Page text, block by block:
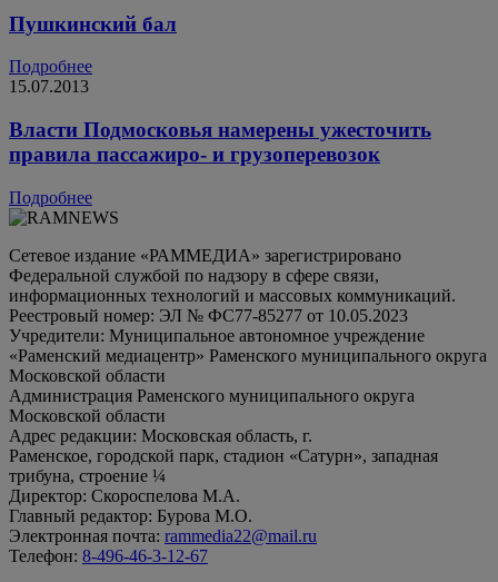
Пушкинский бал
Подробнее
15.07.2013
Власти Подмосковья намерены ужесточить
правила пассажиро- и грузоперевозок
Подробнее
Сетевое издание «РАММЕДИА» зарегистрировано
Федеральной службой по надзору в сфере связи,
информационных технологий и массовых коммуникаций.
Реестровый номер: ЭЛ № ФС77-85277 от 10.05.2023
Учредители: Муниципальное автономное учреждение
«Раменский медиацентр» Раменского муниципального округа
Московской области
Администрация Раменского муниципального округа
Московской области
Адрес редакции: Московская область, г.
Раменское, городской парк, стадион «Сатурн», западная
трибуна, строение ¼
Директор: Скороспелова М.А.
Главный редактор: Бурова М.О.
Электронная почта: rammedia22@mail.ru
Телефон: 8-496-46-3-12-67